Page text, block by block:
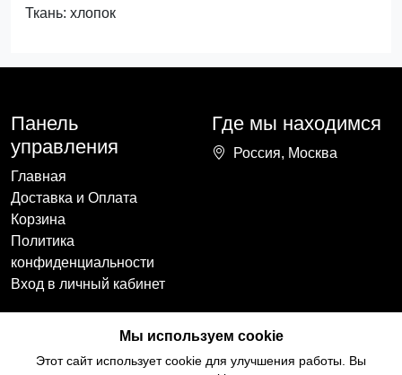
Ткань: хлопок
Панель
управления
Главная
Доставка и Оплата
Корзина
Политика
конфиденциальности
Вход в личный кабинет
Где мы находимся
Россия, Москва
Наши контакты
Мы в социальных
сетях
Мы используем cookie
Этот сайт использует cookie для улучшения работы. Вы